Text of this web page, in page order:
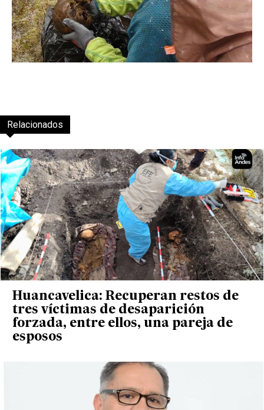
Relacionados
Huancavelica: Recuperan restos de
tres víctimas de desaparición
forzada, entre ellos, una pareja de
esposos